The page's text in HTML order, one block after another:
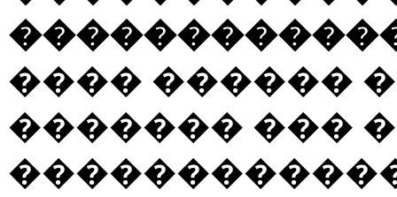
���� ������
������� ���